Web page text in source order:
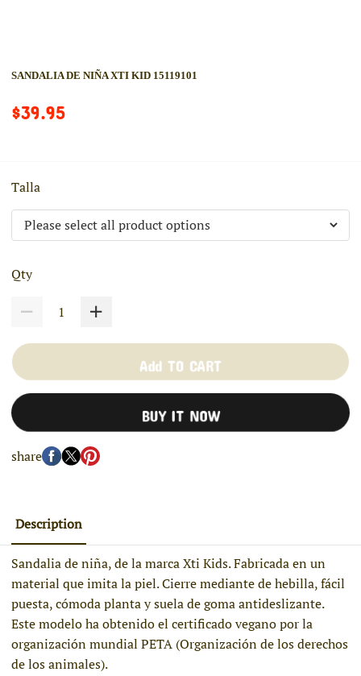
SANDALIA DE NIÑA XTI KID 15119101
$39.95
Talla
Qty
Add TO CART
BUY IT NOW
share
Description
Sandalia de niña, de la marca Xti Kids. Fabricada en un
material que imita la piel. Cierre mediante de hebilla, fácil
puesta, cómoda planta y suela de goma antideslizante.
Este modelo ha obtenido el certificado vegano por la
organización mundial PETA (Organización de los derechos
de los animales).